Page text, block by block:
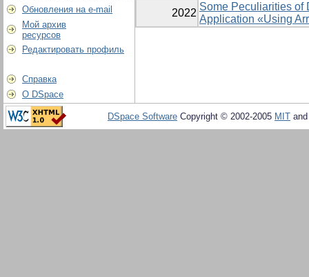
Обновления на e-mail
Мой архив
ресурсов
Редактировать профиль
Справка
О DSpace
2022
Some Peculiarities of
Application «Using
DSpace Software Copyright © 2002-2005 MIT